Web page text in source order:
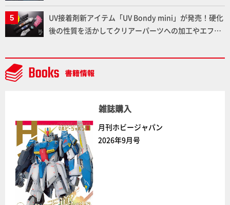
Prime Videoで国内独占配信
UV接着剤新アイテム「UV Bondy mini」が発売！硬化
後の性質を活かしてクリアーパーツへの加工やエフェ
雑誌購入
月刊ホビージャパン
2026年9月号